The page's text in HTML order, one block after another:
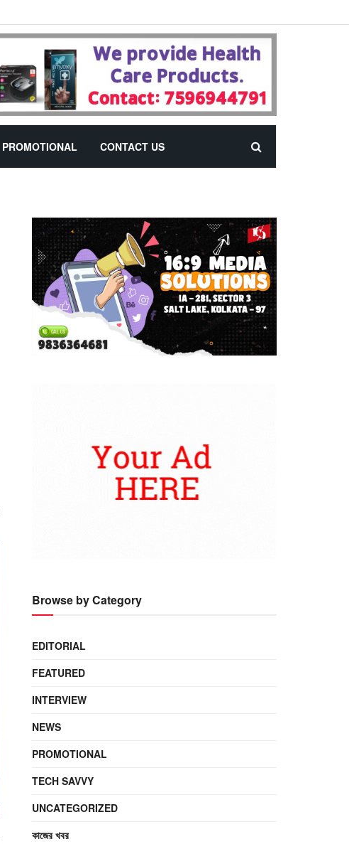
PROMOTIONAL CONTACT US
Browse by Category
EDITORIAL
FEATURED
INTERVIEW
NEWS
PROMOTIONAL
TECH SAVVY
UNCATEGORIZED
কাজের খবর